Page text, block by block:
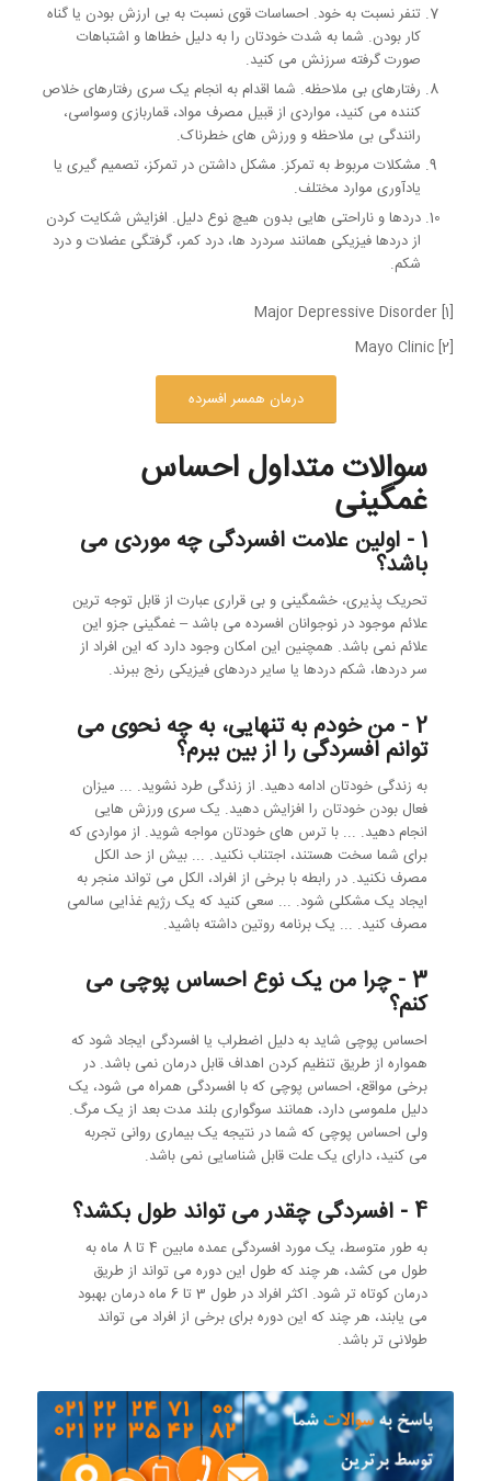
تنفر نسبت به خود. احساسات قوی نسبت به بی ارزش بودن یا گناه
کار بودن. شما به شدت خودتان را به دلیل خطاها و اشتباهات
صورت گرفته سرزنش می کنید.
رفتارهای بی ملاحظه. شما اقدام به انجام یک سری رفتارهای خلاص
کننده می کنید، مواردی از قبیل مصرف مواد، قماربازی وسواسی،
رانندگی بی ملاحظه و ورزش های خطرناک.
مشکلات مربوط به تمرکز. مشکل داشتن در تمرکز، تصمیم گیری یا
یادآوری موارد مختلف.
دردها و ناراحتی هایی بدون هیچ نوع دلیل. افزایش شکایت کردن
از دردها فیزیکی همانند سردرد ها، درد کمر، گرفتگی عضلات و درد
شکم.
[1] Major Depressive Disorder
[2] Mayo Clinic
درمان همسر افسرده
سوالات متداول احساس
غمگینی
1 - اولین علامت افسردگی چه موردی می
باشد؟
تحریک پذیری، خشمگینی و بی قراری عبارت از قابل توجه ترین
علائم موجود در نوجوانان افسرده می باشد – غمگینی جزو این
علائم نمی باشد. همچنین این امکان وجود دارد که این افراد از
سر دردها، شکم دردها یا سایر دردهای فیزیکی رنج ببرند.
2 - من خودم به تنهایی، به چه نحوی می
توانم افسردگی را از بین ببرم؟
به زندگی خودتان ادامه دهید. از زندگی طرد نشوید. ... میزان
فعال بودن خودتان را افزایش دهید. یک سری ورزش هایی
انجام دهید. ... با ترس های خودتان مواجه شوید. از مواردی که
برای شما سخت هستند، اجتناب نکنید. ... بیش از حد الکل
مصرف نکنید. در رابطه با برخی از افراد، الکل می تواند منجر به
ایجاد یک مشکلی شود. ... سعی کنید که یک رژیم غذایی سالمی
مصرف کنید. ... یک برنامه روتین داشته باشید.
3 - چرا من یک نوع احساس پوچی می
کنم؟
احساس پوچی شاید به دلیل اضطراب یا افسردگی ایجاد شود که
همواره از طریق تنظیم کردن اهداف قابل درمان نمی باشد. در
برخی مواقع، احساس پوچی که با افسردگی همراه می شود، یک
دلیل ملموسی دارد، همانند سوگواری بلند مدت بعد از یک مرگ.
ولی احساس پوچی که شما در نتیجه یک بیماری روانی تجربه
می کنید، دارای یک علت قابل شناسایی نمی باشد.
4 - افسردگی چقدر می تواند طول بکشد؟
به طور متوسط، یک مورد افسردگی عمده مابین 4 تا 8 ماه به
طول می کشد، هر چند که طول این دوره می تواند از طریق
درمان کوتاه تر شود. اکثر افراد در طول 3 تا 6 ماه درمان بهبود
می یابند، هر چند که این دوره برای برخی از افراد می تواند
طولانی تر باشد.